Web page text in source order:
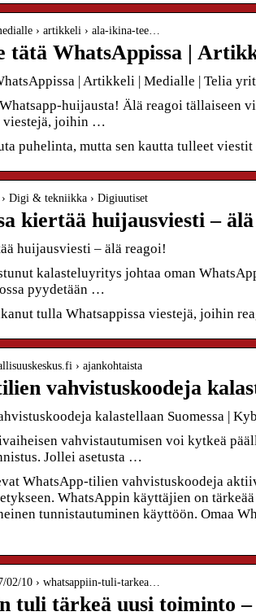
› artikkeli › ala-ikina-tee…
tätä WhatsAppissa |
| Artikkeli | Medialle | Telia
huijausta! Älä reagoi tällaiseen
viestejä, joihin …
puhelinta, mutta sen kautta tulleet viestit
Digi & tekniikka › Digiuutiset
kiertää huijausviesti –
huijausviesti – älä reagoi!
kalasteluyritys johtaa oman
pyydetään …
tulla Whatsappissa viestejä, joihin
› ajankohtaista
vahvistuskoodeja
kalastellaan Suomessa |
vahvistautumisen voi kytkeä
Jollei asetusta …
WhatsApp-tilien vahvistuskoodeja
WhatsAppin käyttäjien on
tunnistautuminen käyttöön. Omaa
10 › whatsappiin-tuli-tarkea…
tuli tärkeä uusi toiminto